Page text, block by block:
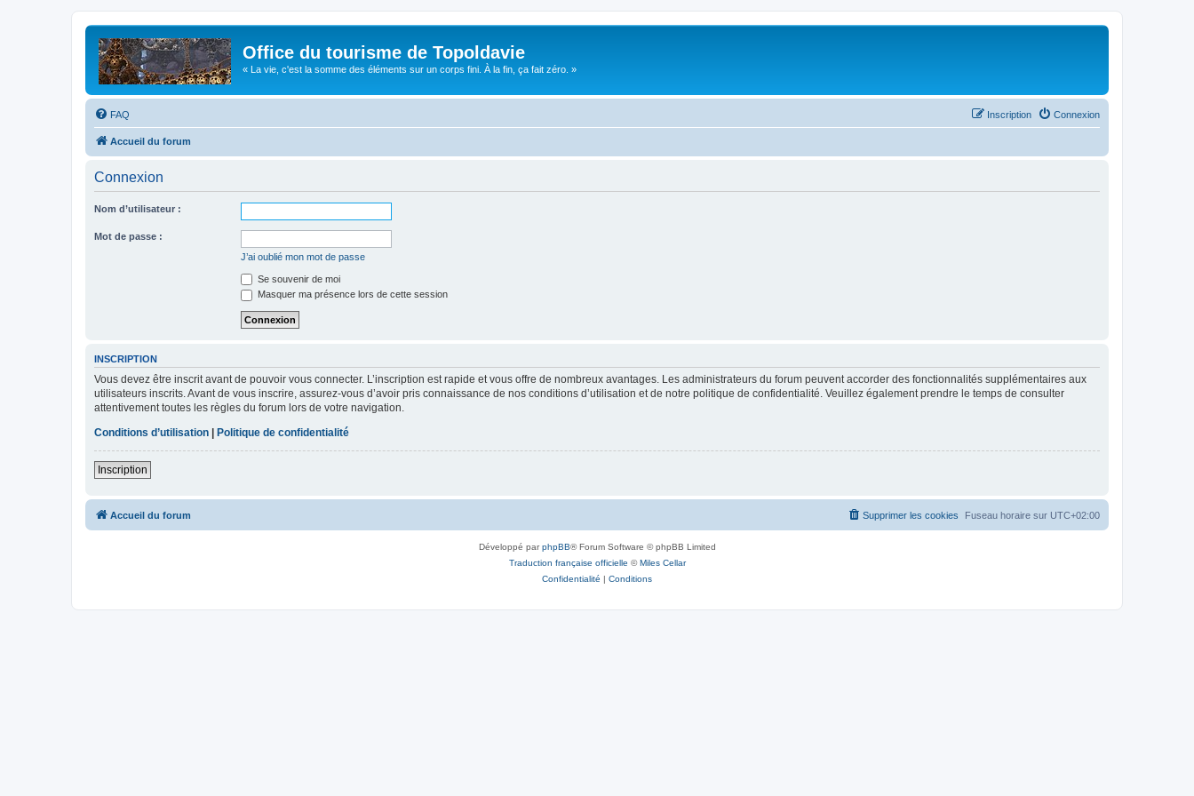
Office du tourisme de Topoldavie
« La vie, c'est la somme des éléments sur un corps fini. À la fin, ça fait zéro. »
FAQ Connexion
Inscription
Accueil du forum
Connexion
Nom d’utilisateur :
Mot de passe :
J’ai oublié mon mot de passe
Se souvenir de moi
Masquer ma présence lors de cette session
INSCRIPTION
Vous devez être inscrit avant de pouvoir vous connecter. L’inscription est rapide et vous offre de nombreux avantages. Les administrateurs du forum peuvent accorder des fonctionnalités supplémentaires aux
utilisateurs inscrits. Avant de vous inscrire, assurez-vous d’avoir pris connaissance de nos conditions d’utilisation et de notre politique de confidentialité. Veuillez également prendre le temps de consulter
attentivement toutes les règles du forum lors de votre navigation.
Conditions d’utilisation
Politique de confidentialité
Inscription
Accueil du forum Fuseau horaire sur UTC+02:00
Supprimer les cookies
Développé parphpBB® Forum Software © phpBB Limited
Traduction française officielle ©Miles Cellar
Confidentialité | Conditions